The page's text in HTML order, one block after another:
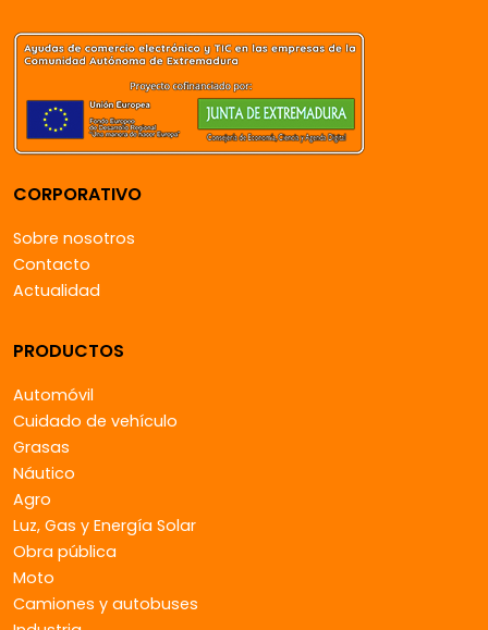
CORPORATIVO
Sobre nosotros
Contacto
Actualidad
PRODUCTOS
Automóvil
Cuidado de vehículo
Grasas
Náutico
Agro
Luz, Gas y Energía Solar
Obra pública
Moto
Camiones y autobuses